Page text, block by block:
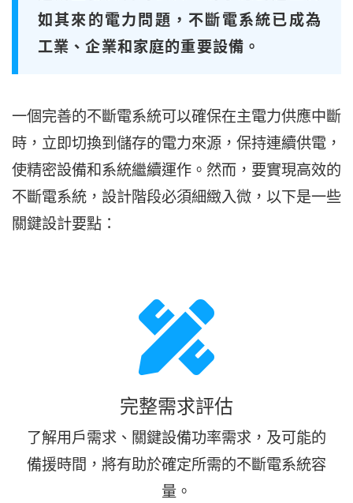
如其來的電力問題，不斷電系統已成為
工業、企業和家庭的重要設備。
一個完善的不斷電系統可以確保在主電力供應中斷
時，立即切換到儲存的電力來源，保持連續供電，
使精密設備和系統繼續運作。然而，要實現高效的
不斷電系統，設計階段必須細緻入微，以下是一些
關鍵設計要點：
完整需求評估
了解用戶需求、關鍵設備功率需求，及可能的
備援時間，將有助於確定所需的不斷電系統容
量。